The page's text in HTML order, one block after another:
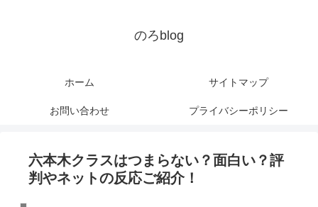
のろblog
ホーム サイトマップ
お問い合わせ プライバシーポリシー
六本木クラスはつまらない？面白い？評
判やネットの反応ご紹介！